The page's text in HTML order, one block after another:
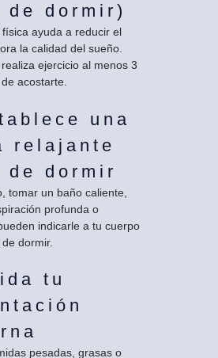
de dormir)
ayuda a reducir el
la calidad del sueño.
ejercicio al menos 3
acostarte.
una
relajante
de dormir
tomar un baño caliente,
profunda o
indicarle a tu cuerpo
dormir.
tu
pesadas, grasas o